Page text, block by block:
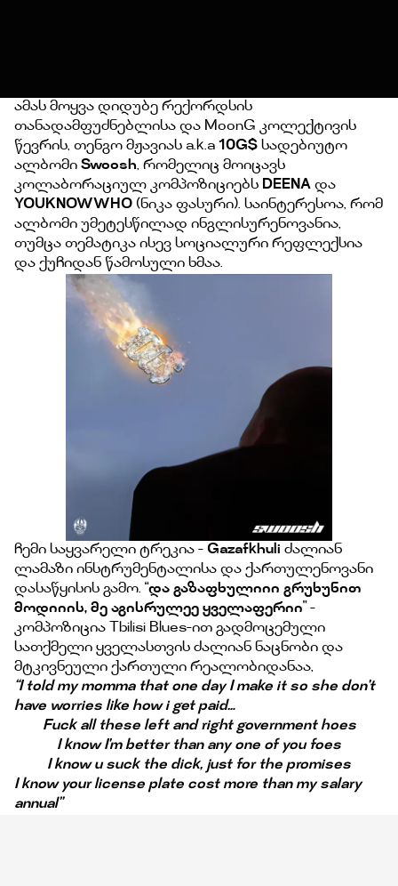
ამას მოყვა დიდუბე რექორდსის
თანადამფუძნებლისა და MoonG კოლექტივის
წევრის, თენგო მჟავიას a.k.a 10G$ სადებიუტო
ალბომი Swoosh, რომელიც მოიცავს
კოლაბორაციულ კომპოზიციებს DEENA და
YOUKNOWWHO (ნიკა ფასური). საინტერესოა, რომ
ალბომი უმეტესწილად ინგლისურენოვანია,
თუმცა თემატიკა ისევ სოციალური რეფლექსია
და ქუჩიდან წამოსული ხმაა.
ჩემი საყვარელი ტრეკია - Gazafkhuli ძალიან
ლამაზი ინსტრუმენტალისა და ქართულენოვანი
დასაწყისის გამო. “და გაზაფხულიიი გრუხუნით
მოდიიის, მე აგისრულეე ყველაფერიი” -
კომპოზიცია Tbilisi Blues-ით გადმოცემული
სათქმელი ყველასთვის ძალიან ნაცნობი და
მტკივნეული ქართული რეალობიდანაა,
“I told my momma that one day I make it so she don't
have worries like how i get paid…
Fuck all these left and right government hoes
I know I'm better than any one of you foes
I know u suck the dick, just for the promises
I know your license plate cost more than my salary
annual”